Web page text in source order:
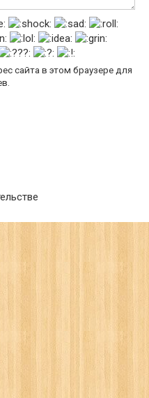
сайта в этом браузере для